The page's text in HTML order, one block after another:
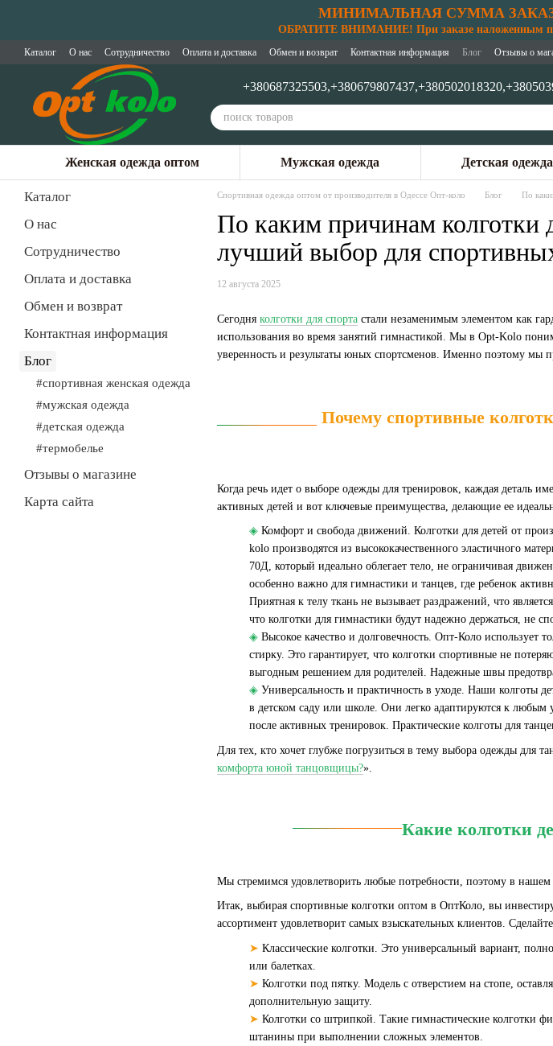
МИНИМАЛЬНАЯ СУММА
ОБРАТИТЕ ВНИМАНИЕ! При заказе наложенным
Каталог О нас Сотрудничество Оплата и доставка Обмен и возврат Контактная информация Блог Отзывы о
+380687325503,+380679807437,+380502018320,
Женская одежда оптом Мужская одежда Детская
Спортивная одежда оптом от производителя в Одессе Опт-коло Блог По
По каким причинам колготки
лучший выбор для
12 августа 2025
Сегодня колготки для спорта стали незаменимым элементом как
использования во время занятий гимнастикой. Мы в Opt-Kolo
уверенность и результаты юных спортсменов. Именно поэтому мы
Почему спортивные
Когда речь идет о выборе одежды для тренировок, каждая деталь
активных детей и вот ключевые преимущества, делающие ее
◈ Комфорт и свобода движений. Колготки для детей от
kolo производятся из высококачественного эластичного
70Д, который идеально облегает тело, не ограничивая
особенно важно для гимнастики и танцев, где ребенок
Приятная к телу ткань не вызывает раздражений, что
что колготки для гимнастики будут надежно держаться, не
◈ Высокое качество и долговечность. Опт-Коло использует
стирку. Это гарантирует, что колготки спортивные не
выгодным решением для родителей. Надежные швы
◈ Универсальность и практичность в уходе. Наши колготы
в детском саду или школе. Они легко адаптируются к любым
после активных тренировок. Практические колготы для
Для тех, кто хочет глубже погрузиться в тему выбора одежды для
комфорта юной танцовщицы?».
Какие колготки
Мы стремимся удовлетворить любые потребности, поэтому в
Итак, выбирая спортивные колготки оптом в ОптКоло, вы
ассортимент удовлетворит самых взыскательных клиентов.
➤ Классические колготки. Это универсальный вариант,
или балетках.
➤ Колготки под пятку. Модель с отверстием на стопе,
дополнительную защиту.
➤ Колготки со штрипкой. Такие гимнастические колготки
штанины при выполнении сложных элементов.
Каталог
О нас
Сотрудничество
Оплата и доставка
Обмен и возврат
Контактная информация
Блог
#спортивная женская одежда
#мужская одежда
#детская одежда
#термобелье
Отзывы о магазине
Карта сайта